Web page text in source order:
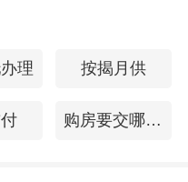
销等业务来违法骗
成都）有限公司实
1万港币），其声
理 按揭月供
购房要交哪些税